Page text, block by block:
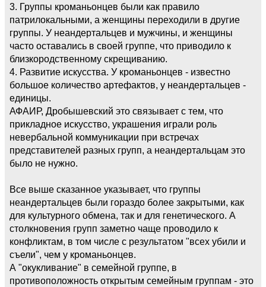
3. Группы кроманьонцев были как правило
патрилокальными, а женщины переходили в другие
группы. У неандертальцев и мужчины, и женщины
часто оставались в своей группе, что приводило к
близкородственному скрещиванию.
4. Развитие искусства. У кроманьонцев - известно
большое количество артефактов, у неандертальцев -
единицы.
АФАИР, Дробышевский это связывает с тем, что
прикладное искусство, украшения играли роль
невербальной коммуникации при встречах
представителей разных групп, а неандертальцам это
было не нужно.
Все выше сказанное указывает, что группы
неандертальцев были гораздо более закрытыми, как
для культурного обмена, так и для генетического. А
столкновения групп заметно чаще проводило к
конфликтам, в том числе с результатом "всех убили и
съели", чем у кроманьонцев.
А "окукливание" в семейной группе, в
противоположность открытым семейным группам - это